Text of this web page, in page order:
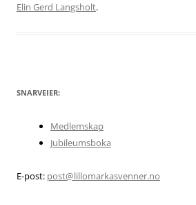
Elin Gerd Langsholt.
SNARVEIER:
Medlemskap
Jubileumsboka
E-post: post@lillomarkasvenner.no